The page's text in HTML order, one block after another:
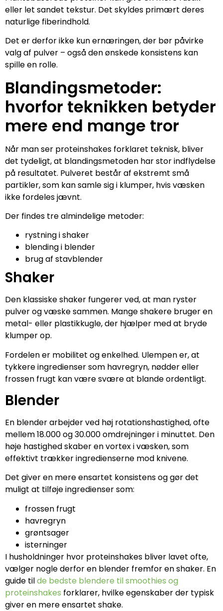
eller let sandet tekstur. Det skyldes primært deres
naturlige fiberindhold.
Det er derfor ikke kun ernæringen, der bør påvirke
valg af pulver – også den ønskede konsistens kan
spille en rolle.
Blandingsmetoder:
hvorfor teknikken betyder
mere end mange tror
Når man ser proteinshakes forklaret teknisk, bliver
det tydeligt, at blandingsmetoden har stor indflydelse
på resultatet. Pulveret består af ekstremt små
partikler, som kan samle sig i klumper, hvis væsken
ikke fordeles jævnt.
Der findes tre almindelige metoder:
rystning i shaker
blending i blender
brug af stavblender
Shaker
Den klassiske shaker fungerer ved, at man ryster
pulver og væske sammen. Mange shakere bruger en
metal- eller plastikkugle, der hjælper med at bryde
klumper op.
Fordelen er mobilitet og enkelhed. Ulempen er, at
tykkere ingredienser som havregryn, nødder eller
frossen frugt kan være svære at blande ordentligt.
Blender
En blender arbejder ved høj rotationshastighed, ofte
mellem 18.000 og 30.000 omdrejninger i minuttet. Den
høje hastighed skaber en vortex i væsken, som
effektivt trækker ingredienserne mod knivene.
Det giver en mere ensartet konsistens og gør det
muligt at tilføje ingredienser som:
frossen frugt
havregryn
grøntsager
isterninger
I husholdninger hvor proteinshakes bliver lavet ofte,
vælger nogle derfor en blender fremfor en shaker. En
guide tilde bedste blendere til smoothies og
proteinshakes forklarer, hvilke egenskaber der typisk
giver en mere ensartet shake.